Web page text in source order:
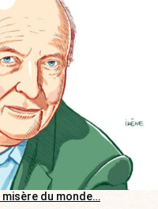
misère du monde…